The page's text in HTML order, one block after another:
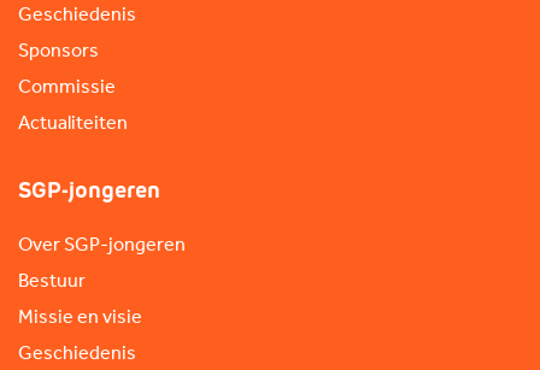
Geschiedenis
Sponsors
Commissie
Actualiteiten
SGP-jongeren
Over SGP-jongeren
Bestuur
Missie en visie
Geschiedenis